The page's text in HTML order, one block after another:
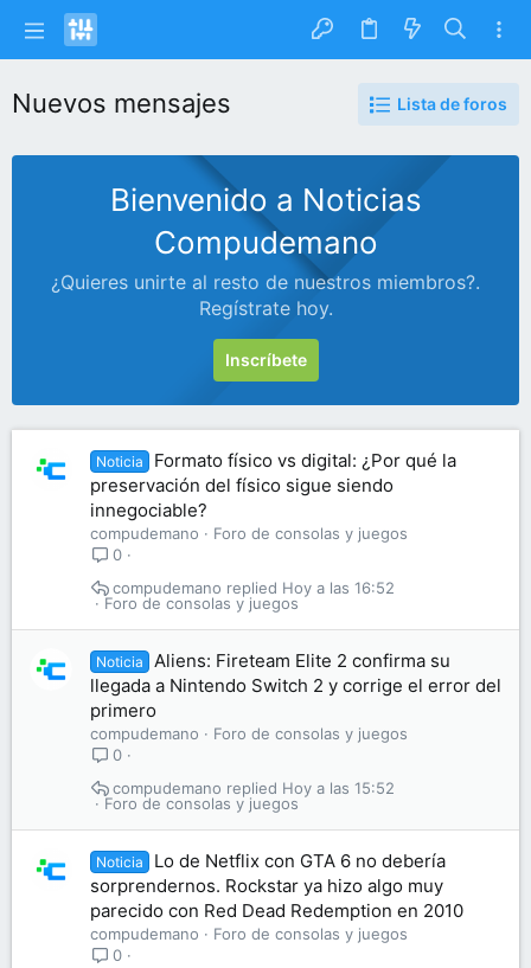
Nuevos mensajes Lista de foros
Bienvenido a Noticias
Compudemano
¿Quieres unirte al resto de nuestros miembros?.
Regístrate hoy.
Inscríbete
Noticia
Formato físico vs digital: ¿Por qué la
preservación del físico sigue siendo
innegociable?
compudemano
Foro de consolas y juegos
0
Foro de consolas y juegos
Hoy a las 16:52
compudemano
Noticia
Aliens: Fireteam Elite 2 confirma su
llegada a Nintendo Switch 2 y corrige el error del
primero
compudemano
Foro de consolas y juegos
0
Foro de consolas y juegos
Hoy a las 15:52
compudemano
Noticia
Lo de Netflix con GTA 6 no debería
sorprendernos. Rockstar ya hizo algo muy
parecido con Red Dead Redemption en 2010
compudemano
Foro de consolas y juegos
0